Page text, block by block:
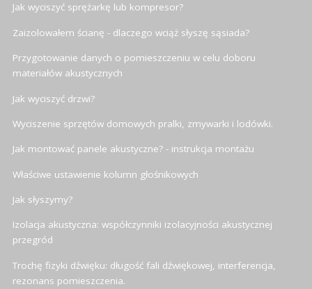
Jak wyciszyć sprężarkę lub kompresor?
Zaizolowałem ścianę - dlaczego wciąż słyszę sąsiada?
Przygotowanie danych o pomieszczeniu w celu doboru
materiałów akustycznych
Jak wyciszyć drzwi?
Wyciszenie sprzętów domowych pralki, zmywarki i lodówki.
Jak montować panele akustyczne? - instrukcja montażu
Właściwe ustawienie kolumn głośnikowych
Jak słyszymy?
Izolacja akustyczna: współczynniki izolacyjności akustycznej
przegród
Trochę fizyki dźwięku: długość fali dźwiękowej, interferencja,
rezonans pomieszczenia.